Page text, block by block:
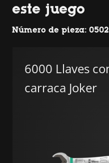
este juego
Número de pieza:
6000 Llaves
carraca Joker